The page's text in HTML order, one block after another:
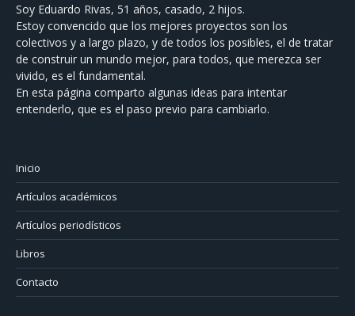
Soy Eduardo Rivas, 51 años, casado, 2 hijos.
Estoy convencido que los mejores proyectos son los
colectivos y a largo plazo, y de todos los posibles, el de tratar
de construir un mundo mejor, para todos, que merezca ser
vivido, es el fundamental.
En esta página comparto algunas ideas para intentar
entenderlo, que es el paso previo para cambiarlo.
Inicio
Artículos académicos
Artículos periodísticos
Libros
Contacto